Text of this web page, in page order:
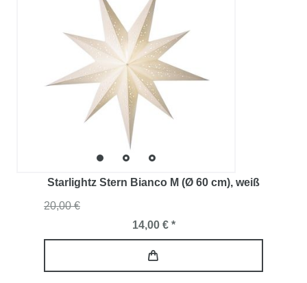
Starlightz Stern Bianco M (Ø 60 cm), weiß
20,00 €
14,00 € *